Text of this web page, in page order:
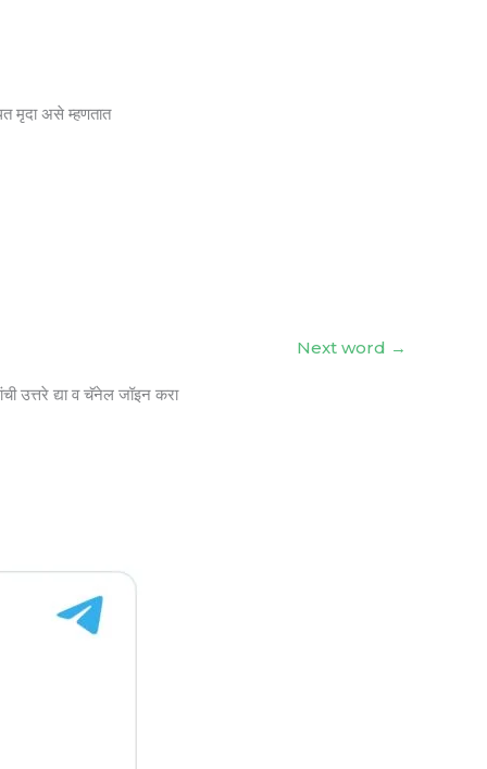
मृदा असे म्हणतात
Next word →
उत्तरे द्या व चॅनेल जॉइन करा